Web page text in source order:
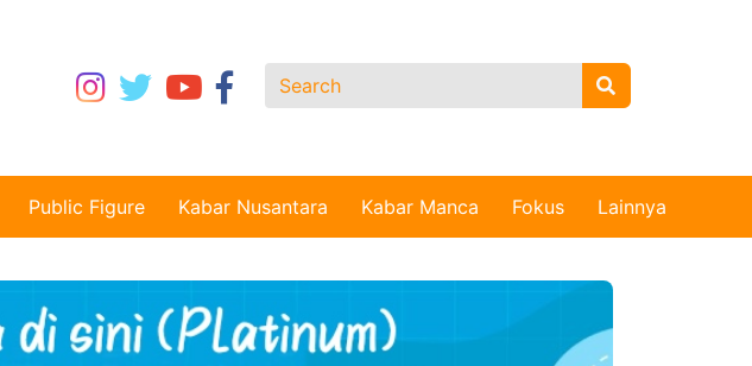
Public Figure Kabar Nusantara Kabar Manca Fokus Lainnya